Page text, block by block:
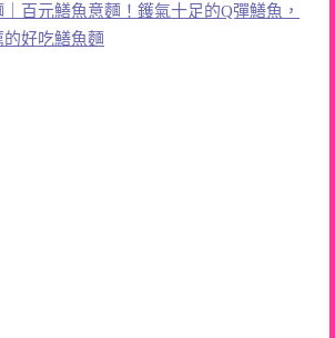
百元鱔魚意麵！鑊氣十足的Q彈鱔魚，
好吃鱔魚麵